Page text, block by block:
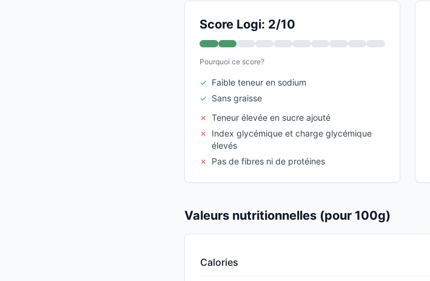
Score Logi: 2/10
Pourquoi ce score?
✓ Faible teneur en sodium
✓ Sans graisse
✗ Teneur élevée en sucre ajouté
✗
Index glycémique et charge glycémique
élevés
✗
Pas de fibres ni de protéines
Valeurs nutritionnelles (pour 100g)
Calories